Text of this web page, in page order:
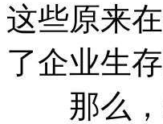
这些原来
了企业生
那么，